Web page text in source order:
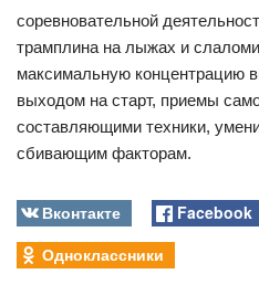
соревновательной
трамплина на лыжах и
максимальную концентрацию
выходом на старт, приемы
составляющими техники,
сбивающим факторам.
Вконтакте Facebook
Одноклассники